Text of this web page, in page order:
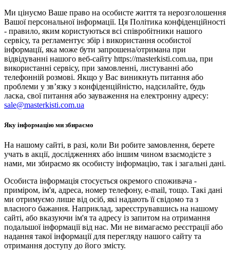
Ми цінуємо Ваше право на особисте життя та нерозголошення
Вашої персональної інформації. Ця Політика конфіденційності
- правило, яким користуються всі співробітники нашого
сервісу, та регламентує збір і використання особистої
інформації, яка може бути запрошена/отримана при
відвідуванні нашого веб-сайту https://masterkisti.com.ua, при
використанні сервісу, при замовленні, листуванні або
телефонній розмові. Якщо у Вас виникнуть питання або
проблеми у зв’язку з конфіденційністю, надсилайте, будь
ласка, свої питання або зауваження на електронну адресу:
sale@masterkisti.com.ua
Яку інформацію ми збираємо
На нашому сайті, в разі, коли Ви робите замовлення, берете
учать в акції, дослідженнях або іншим чином взаємодієте з
нами, ми збираємо як особисту інформацію, так і загальні дані.
Особиста інформація стосується окремого споживача -
приміром, ім'я, адреса, номер телефону, e-mail, тощо. Такі дані
ми отримуємо лише від осіб, які надають її свідомо та з
власного бажання. Наприклад, зареєструвавшись на нашому
сайті, або вказуючи ім'я та адресу із запитом на отримання
подальшої інформації від нас. Ми не вимагаємо реєстрації або
надання такої інформації для перегляду нашого сайту та
отримання доступу до його змісту.